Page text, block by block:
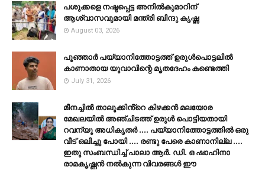
പശുക്കളെ നഷ്ടപ്പെട്ട അനിൽകുമാറിന്
ആശ്വാസവുമായി മന്ത്രി ബിന്ദു കൃഷ്ണ
August 03, 2026
പൂഞ്ഞാര്‍ പയ്യാനിത്തോട്ടത്ത് ഉരുള്‍പൊട്ടലില്‍
കാണാതായ യുവാവിന്റെ മൃതദേഹം കണ്ടെത്തി
July 31, 2026
മീനച്ചിൽ താലൂക്കിൻ്റെ കിഴക്കൻ മലയോര
മേഖലയിൽ അഞ്ചിടത്ത് ഉരുൾ പൊട്ടിയതായി
റവന്യൂ അധികൃതർ .... പയ്യാനിത്തോട്ടത്തിൽ ഒരു
വീട് ഒലിച്ചു പോയി .... രണ്ടു പേരെ കാണാനില്ല ....
ഇതു സംബന്ധിച്ച് പാലാ ആർ. ഡി. ഒ ഷാഹിനാ
രാമകൃഷ്ണൻ നൽകുന്ന വിവരങ്ങൾ ഈ